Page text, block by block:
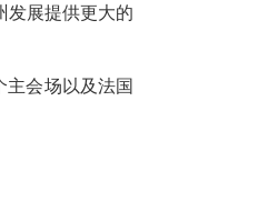
发展提供更大的
会场以及法国